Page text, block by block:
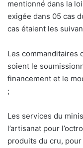
mentionné dans la
exigée dans 05 cas
cas étaient les
Les commanditaires
soient le
financement et le
;
Les services du
l’artisanat pour
produits du cru,